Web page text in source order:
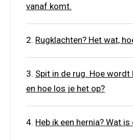
vanaf komt.
Rugklachten? Het wat,
Spit in de rug. Hoe
en hoe los je het op?
Heb ik een hernia? Wat is